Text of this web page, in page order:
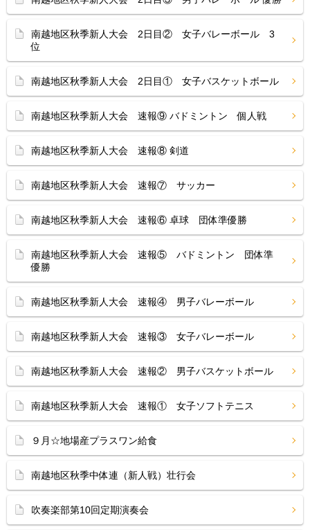
南越地区秋季新人大会 2日目② 女子バレーボール 3
位
南越地区秋季新人大会 2日目① 女子バスケットボール
南越地区秋季新人大会 速報⑨ バドミントン 個人戦
南越地区秋季新人大会 速報⑧ 剣道
南越地区秋季新人大会 速報⑦ サッカー
南越地区秋季新人大会 速報⑥ 卓球 団体準優勝
南越地区秋季新人大会 速報⑤ バドミントン 団体準
優勝
南越地区秋季新人大会 速報④ 男子バレーボール
南越地区秋季新人大会 速報③ 女子バレーボール
南越地区秋季新人大会 速報② 男子バスケットボール
南越地区秋季新人大会 速報① 女子ソフトテニス
９月☆地場産プラスワン給食
南越地区秋季中体連（新人戦）壮行会
吹奏楽部第10回定期演奏会